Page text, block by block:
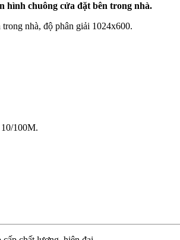
hình chuông cửa đặt bên trong nhà.
nhà, độ phân giải 1024x600.
100M.